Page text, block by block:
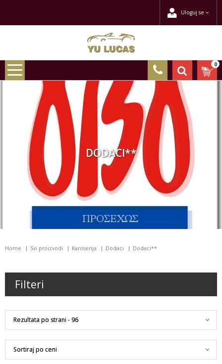
Uloguj se
0
DODACI**
Home Svi proizvodi Karoserija Dodaci Dodaci**
Filteri